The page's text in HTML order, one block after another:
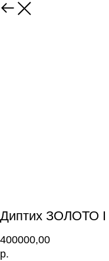
Диптих ЗОЛОТО I
400000,00
р.